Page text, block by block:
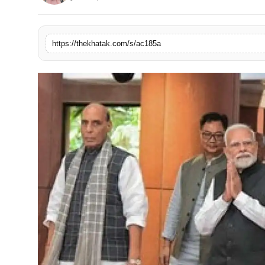
लाइफस्टाइल
अंतर्राष्ट्रीय
https://thekhatak.com/s/ac185a